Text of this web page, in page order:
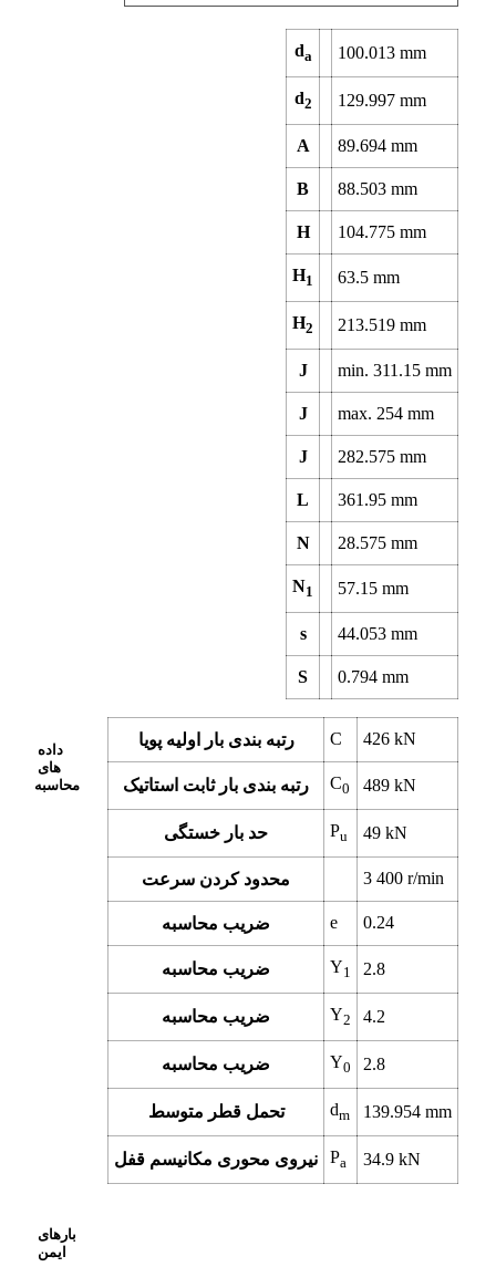
da 100.013mm
d2 129.997mm
A 89.694mm
B 88.503mm
H 104.775mm
H1 63.5mm
H2 213.519mm
J min. 311.15mm
J max. 254mm
J 282.575mm
L 361.95mm
N 28.575mm
N1 57.15mm
s 44.053mm
S 0.794mm
داده
های
محاسبه
رتبه بندی بار اولیه پویا C 426kN
رتبه بندی بار ثابت استاتیک C0 489kN
حد بار خستگی Pu 49kN
محدود کردن سرعت 3 400r/min
ضریب محاسبه e 0.24
ضریب محاسبه Y1 2.8
ضریب محاسبه Y2 4.2
ضریب محاسبه Y0 2.8
تحمل قطر متوسط dm 139.954mm
نیروی محوری مکانیسم قفل Pa 34.9kN
بارهای
ایمن